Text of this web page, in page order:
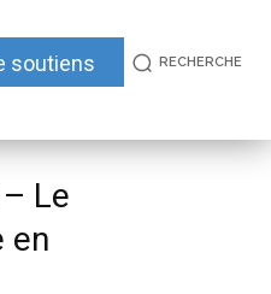
soutiens RECHERCHE
Le
en